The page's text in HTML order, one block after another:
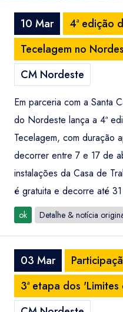
10 Mar
4ª edição
Tecelagem no
CM Nordeste
Em parceria com a Santa
do Nordeste lança a 4ª
Tecelagem, com duração
decorrer entre 7 e 17 de
instalações da Casa de
é gratuita e decorre até
ok Detalhe & notícia
03 Mar
3ª etapa dos